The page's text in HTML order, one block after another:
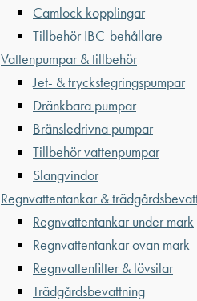
Camlock kopplingar
Tillbehör IBC-behållare
Vattenpumpar & tillbehör
Jet- & tryckstegringspumpar
Dränkbara pumpar
Bränsledrivna pumpar
Tillbehör vattenpumpar
Slangvindor
Regnvattentankar &
Regnvattentankar under mark
Regnvattentankar ovan mark
Regnvattenfilter & lövsilar
Trädgårdsbevattning